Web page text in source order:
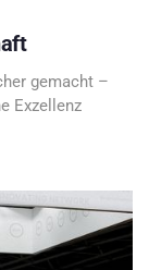
gemacht –
Exzellenz